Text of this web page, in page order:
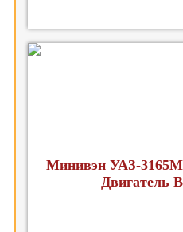
Минивэн УАЗ-
Двигатель